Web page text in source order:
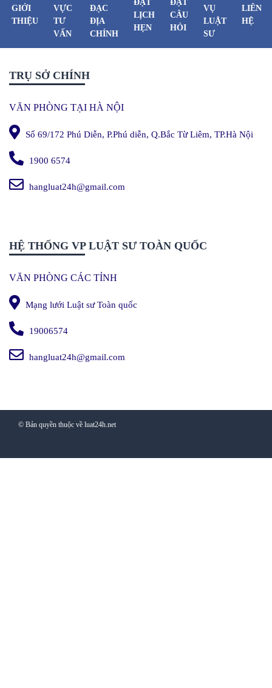
GIỚI
THIỆU
VỰC
TƯ
VẤN
ĐẠC
ĐỊA
CHÍNH
ĐẶT
LỊCH
HẸN
ĐẶT
CÂU
HỎI
VỤ
LUẬT
SƯ
LIÊN
HỆ
TRỤ SỞ CHÍNH
VĂN PHÒNG TẠI HÀ NỘI
Số 69/172 Phú Diễn, P.Phú diễn, Q.Bắc Từ Liêm, TP.Hà Nội
1900 6574
hangluat24h@gmail.com
HỆ THỐNG VP LUẬT SƯ TOÀN QUỐC
VĂN PHÒNG CÁC TỈNH
Mạng lưới Luật sư Toàn quốc
19006574
hangluat24h@gmail.com
© Bản quyền thuộc về luat24h.net